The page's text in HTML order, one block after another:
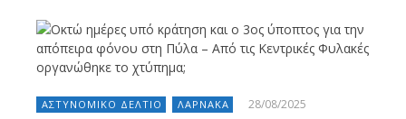
ΑΣΤΥΝΟΜΙΚΟ ΔΕΛΤΙΟ ΛΑΡΝΑΚΑ 28/08/2025